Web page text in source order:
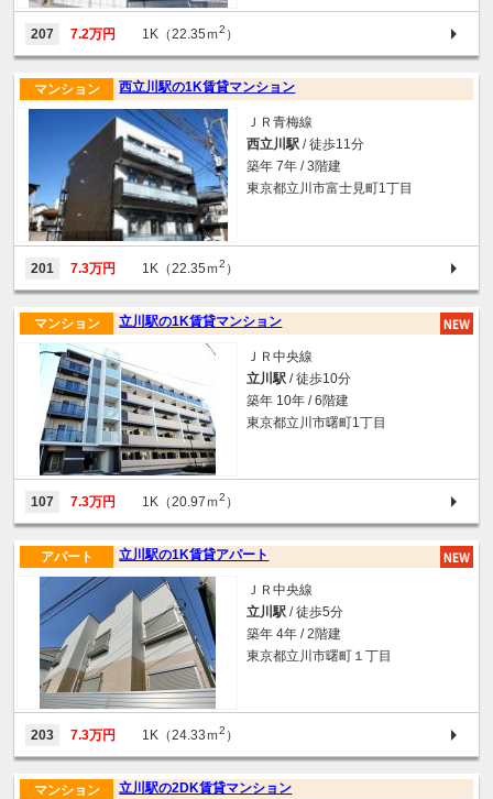
207 7.2万円 1K（22.35ｍ2 ）
西立川駅の1K賃貸マンション
マンション
ＪＲ青梅線
西立川駅 / 徒歩11分
築年 7年 / 3階建
東京都立川市富士見町1丁目
201 7.3万円 1K（22.35ｍ2 ）
立川駅の1K賃貸マンション
マンション
ＪＲ中央線
立川駅 / 徒歩10分
築年 10年 / 6階建
東京都立川市曙町1丁目
107 7.3万円 1K（20.97ｍ2 ）
立川駅の1K賃貸アパート
アパート
ＪＲ中央線
立川駅 / 徒歩5分
築年 4年 / 2階建
東京都立川市曙町１丁目
203 7.3万円 1K（24.33ｍ2 ）
立川駅の2DK賃貸マンション
マンション